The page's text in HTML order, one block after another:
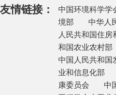
友情链接： 中国环境科学学
境部
中华人
人民共和国住房
和国农业农村部
中国人民共和国
业和信息化部
康委员会
中